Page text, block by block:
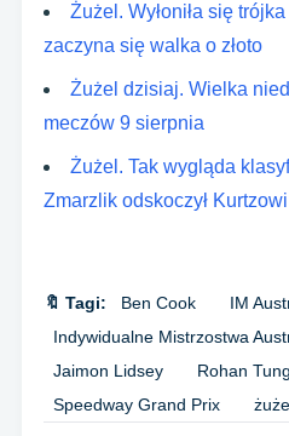
Żużel. Wyłoniła się
zaczyna się walka o złoto
Żużel dzisiaj. Wielka
meczów 9 sierpnia
Żużel. Tak wygląda
Zmarzlik odskoczył Kurtzowi
🔖 Tagi: Ben Cook
IM
Indywidualne Mistrzostwa
Jaimon Lidsey
Rohan
Speedway Grand Prix